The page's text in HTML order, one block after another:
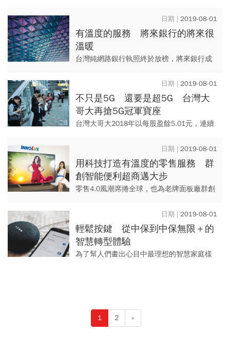
LINE在台灣的不可撼動的地位，於三年前將
聊天機器人(...
2019-08-01
有溫度的服務 將來銀行的將來很
溫暖
台灣純網路銀行執照終於放榜，將來銀行成
本土隊旗幟的「將來銀行」，股東結構全都
是本土大咖，其中大股東...
2019-08-01
不只是5G 還要是超5G 台灣大
哥大再搶5G冠軍寶座
台灣大哥大2018年以每股盈餘5.01元，連續
仗，台灣大哥大總經理林之晨也備妥了戰
略，即將在9月19...
2019-08-01
用科技打造有溫度的零售服務 群
創智能便利超商邁大步
零售4.0風潮席捲全球，也為老牌面板廠群創
串聯線上線下(Online to Offline；O2O)軟...
2019-08-01
輕鬆按鍵 從中保到中保無限＋的
智慧轉型體驗
為了幫人們畫出心目中最理想的智慧家庭樣
1 2 »